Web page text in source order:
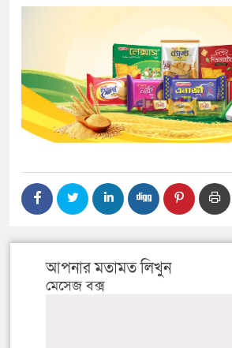
আপনার মতামত লিখুন
মেসেজ বক্স